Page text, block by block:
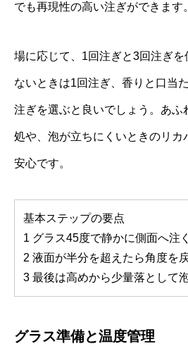
でも再現性の高い注ぎができます。
場に応じて、1回注ぎと3回注ぎ
ないときは1回注ぎ、香りと口当
注ぎを選ぶと良いでしょう。あふ
処や、泡が立ちにくいときのリカ
安心です。
基本ステップの要点
1 グラス45度で静かに側面へ注
2 液面が半分を超えたら角度を
3 最後は高めから少量落として
グラス準備と温度管理